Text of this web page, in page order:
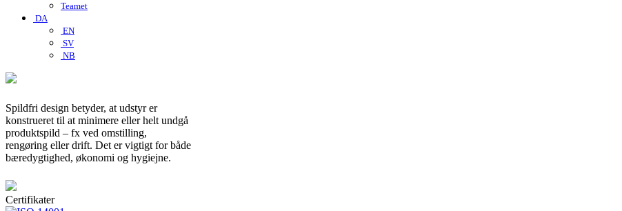
Teamet
DA
EN
SV
NB
Spildfri design betyder, at udstyr er
konstrueret til at minimere eller helt undgå
produktspild – fx ved omstilling,
rengøring eller drift. Det er vigtigt for både
bæredygtighed, økonomi og hygiejne.
Certifikater